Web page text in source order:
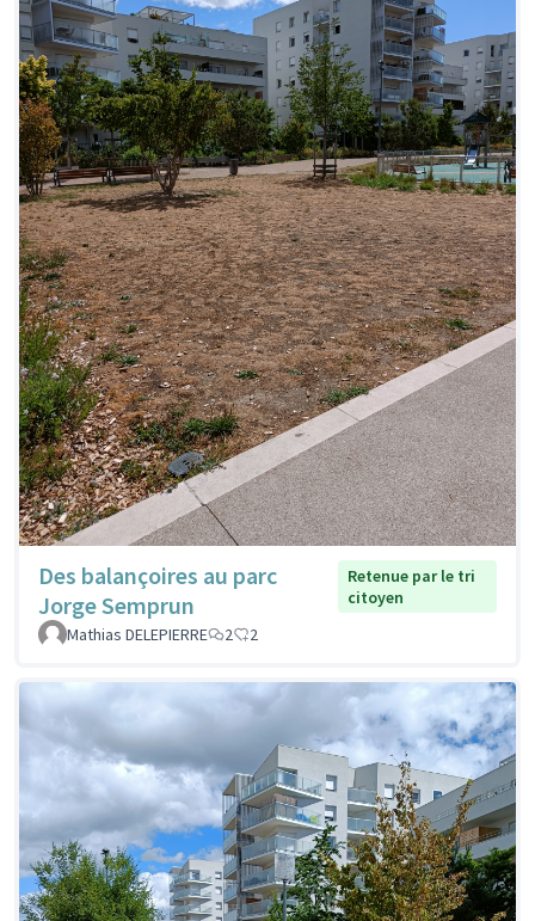
Des balançoires au parc
Jorge Semprun
Retenue par le tri
citoyen
Mathias DELEPIERRE
2 2